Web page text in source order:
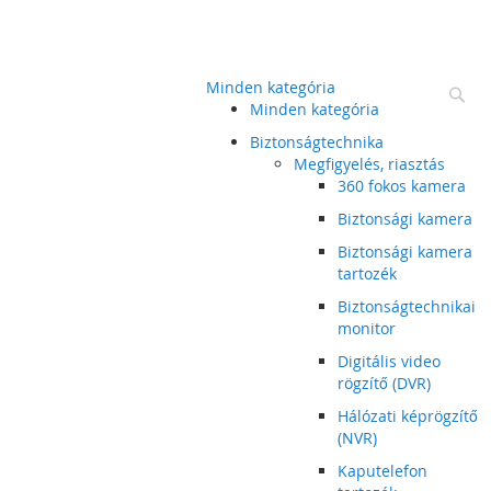
Minden kategória
Minden kategória
Biztonságtechnika
Megfigyelés, riasztás
360 fokos kamera
Biztonsági kamera
Biztonsági kamera
tartozék
Biztonságtechnikai
monitor
Digitális video
rögzítő (DVR)
Hálózati képrögzítő
(NVR)
Kaputelefon